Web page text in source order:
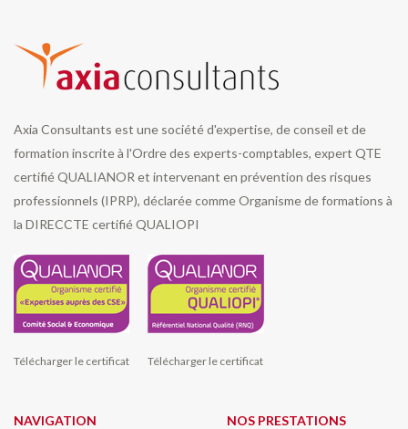
Axia Consultants est une société d'expertise, de conseil et de
formation inscrite à l'Ordre des experts-comptables, expert QTE
certifié QUALIANOR et intervenant en prévention des risques
professionnels (IPRP), déclarée comme Organisme de formations à
la DIRECCTE certifié QUALIOPI
Télécharger le certificat Télécharger le certificat
NAVIGATION NOS PRESTATIONS